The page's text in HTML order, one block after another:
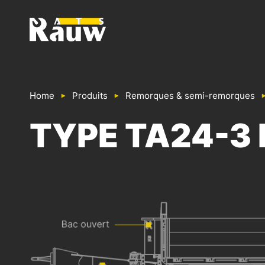
ATS RAUW - CONSTRUCTION & AMÉNAGEMENT DE
Home Produits Remorques & semi-remorques
TYPE TA24-3